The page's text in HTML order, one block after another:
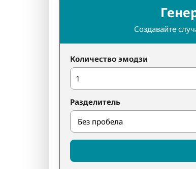
Создавайте
Количество эмодзи
Разделитель